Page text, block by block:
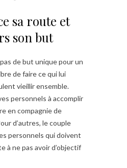
sa route et
son but
de but unique pour un
de faire ce qui lui
vieillir ensemble.
personnels à accomplir
en compagnie de
d’autres, le couple
personnels qui doivent
à ne pas avoir d’objectif